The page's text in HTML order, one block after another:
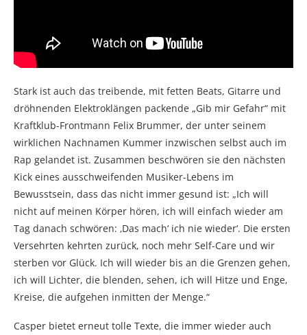
Stark ist auch das treibende, mit fetten Beats, Gitarre und
dröhnenden Elektroklängen packende „Gib mir Gefahr“ mit
Kraftklub-Frontmann Felix Brummer, der unter seinem
wirklichen Nachnamen Kummer inzwischen selbst auch im
Rap gelandet ist. Zusammen beschwören sie den nächsten
Kick eines ausschweifenden Musiker-Lebens im
Bewusstsein, dass das nicht immer gesund ist: „Ich will
nicht auf meinen Körper hören, ich will einfach wieder am
Tag danach schwören: ‚Das mach‘ ich nie wieder‘. Die ersten
Versehrten kehrten zurück, noch mehr Self-Care und wir
sterben vor Glück. Ich will wieder bis an die Grenzen gehen,
ich will Lichter, die blenden, sehen, ich will Hitze und Enge,
Kreise, die aufgehen inmitten der Menge.“
Casper bietet erneut tolle Texte, die immer wieder auch